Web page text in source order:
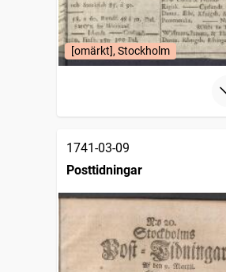
[omärkt], Stockholm
1741-03-09
Posttidningar